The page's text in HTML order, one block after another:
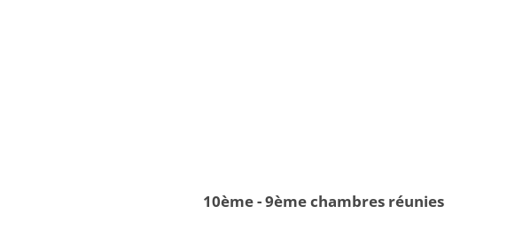
10ème - 9ème chambres réunies